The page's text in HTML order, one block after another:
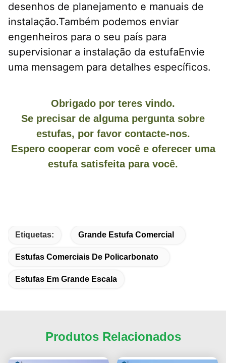
desenhos de planejamento e manuais de
instalação.Também podemos enviar
engenheiros para o seu país para
supervisionar a instalação da estufaEnvie
uma mensagem para detalhes específicos.
Obrigado por teres vindo.
Se precisar de alguma pergunta sobre
estufas, por favor contacte-nos.
Espero cooperar com você e oferecer uma
estufa satisfeita para você.
Etiquetas: Grande Estufa Comercial
Estufas Comerciais De Policarbonato
Estufas Em Grande Escala
Produtos Relacionados